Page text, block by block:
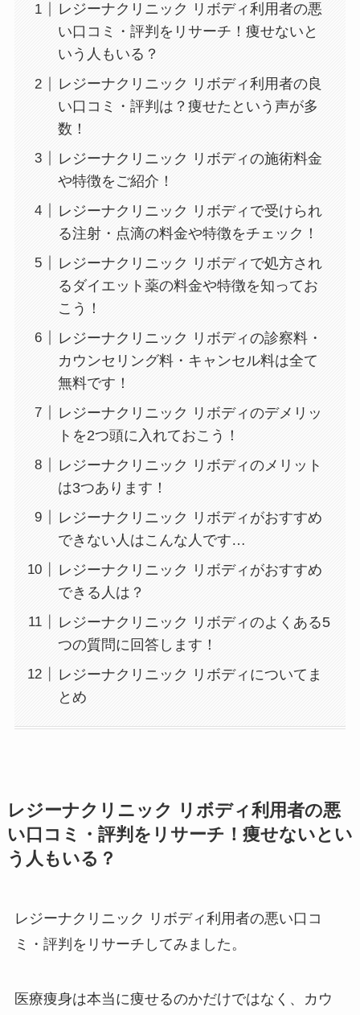
レジーナクリニック リボディ利用者の悪
い口コミ・評判をリサーチ！痩せないと
いう人もいる？
レジーナクリニック リボディ利用者の良
い口コミ・評判は？痩せたという声が多
数！
レジーナクリニック リボディの施術料金
や特徴をご紹介！
レジーナクリニック リボディで受けられ
る注射・点滴の料金や特徴をチェック！
レジーナクリニック リボディで処方され
るダイエット薬の料金や特徴を知ってお
こう！
レジーナクリニック リボディの診察料・
カウンセリング料・キャンセル料は全て
無料です！
レジーナクリニック リボディのデメリッ
トを2つ頭に入れておこう！
レジーナクリニック リボディのメリット
は3つあります！
レジーナクリニック リボディがおすすめ
できない人はこんな人です…
レジーナクリニック リボディがおすすめ
できる人は？
レジーナクリニック リボディのよくある5
つの質問に回答します！
レジーナクリニック リボディについてま
とめ
レジーナクリニック リボディ利用者の悪
い口コミ・評判をリサーチ！痩せないとい
う人もいる？
レジーナクリニック リボディ利用者の悪い口コ
ミ・評判をリサーチしてみました。
医療痩身は本当に痩せるのかだけではなく、カウ